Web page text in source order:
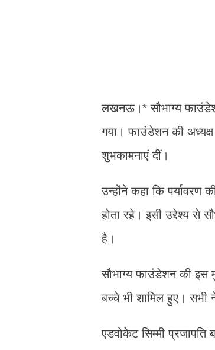
लखनऊ।* सौभाग्य
गया। फाउंडेशन की अध्यक्ष
शुभकामनाएं दीं।
उन्होंने कहा कि पर्यावरण
होता रहे। इसी उद्देश्य से
है।
सौभाग्य फाउंडेशन की इस
बच्चे भी शामिल हुए। सभी
एडवोकेट सिम्मी प्रजापति